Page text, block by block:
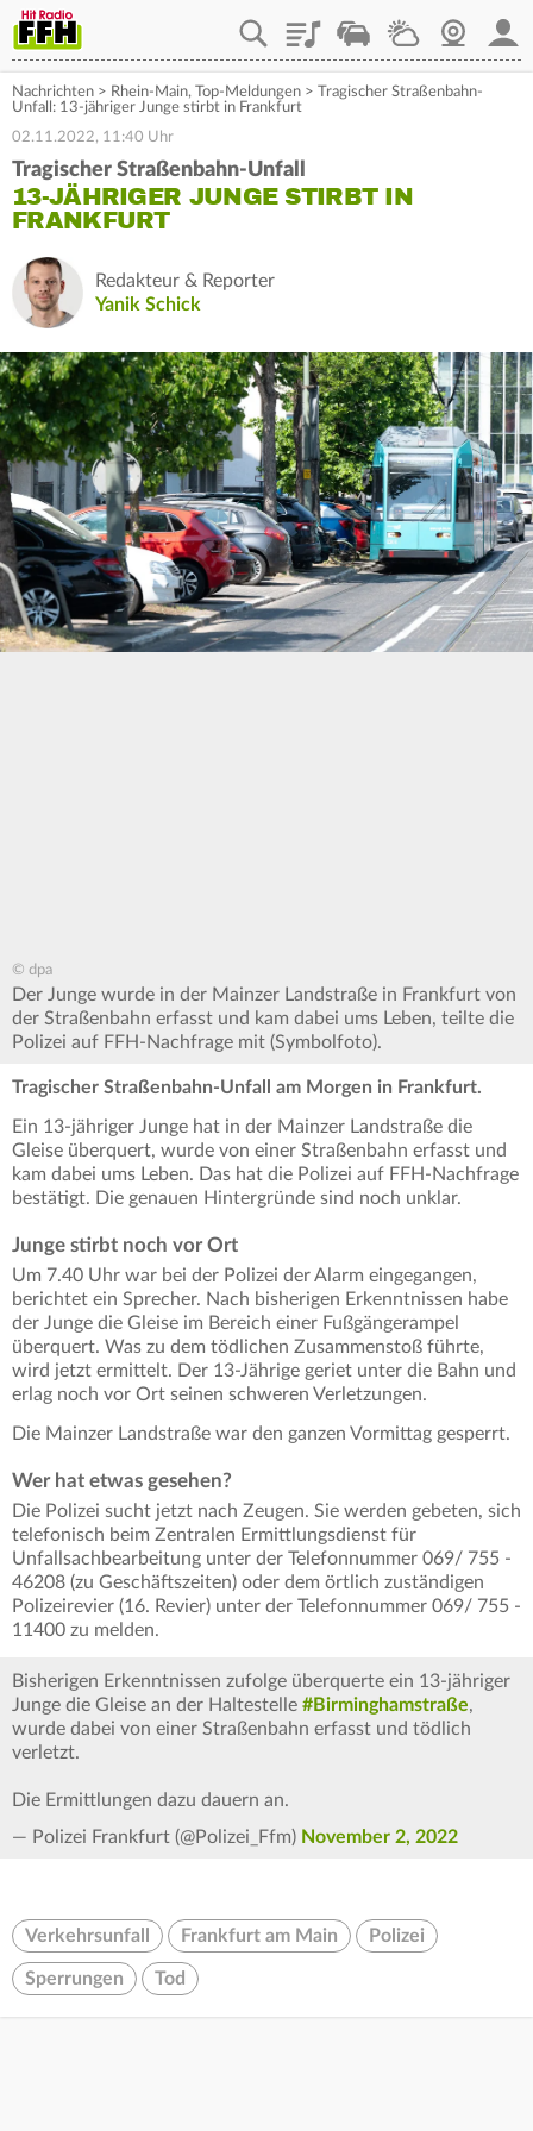
PlaylistStaupilotWetterWebcam
Nachrichten > Rhein-Main, Top-Meldungen > Tragischer Straßenbahn-
Unfall: 13-jähriger Junge stirbt in Frankfurt
02.11.2022, 11:40 Uhr
Tragischer Straßenbahn-Unfall
13-JÄHRIGER JUNGE STIRBT IN
FRANKFURT
Redakteur & Reporter
Yanik Schick
© dpa
Der Junge wurde in der Mainzer Landstraße in Frankfurt von
der Straßenbahn erfasst und kam dabei ums Leben, teilte die
Polizei auf FFH-Nachfrage mit (Symbolfoto).
Tragischer Straßenbahn-Unfall am Morgen in Frankfurt.
Ein 13-jähriger Junge hat in der Mainzer Landstraße die
Gleise überquert, wurde von einer Straßenbahn erfasst und
kam dabei ums Leben. Das hat die Polizei auf FFH-Nachfrage
bestätigt. Die genauen Hintergründe sind noch unklar.
Junge stirbt noch vor Ort
Um 7.40 Uhr war bei der Polizei der Alarm eingegangen,
berichtet ein Sprecher. Nach bisherigen Erkenntnissen habe
der Junge die Gleise im Bereich einer Fußgängerampel
überquert. Was zu dem tödlichen Zusammenstoß führte,
wird jetzt ermittelt. Der 13-Jährige geriet unter die Bahn und
erlag noch vor Ort seinen schweren Verletzungen.
Die Mainzer Landstraße war den ganzen Vormittag gesperrt.
Wer hat etwas gesehen?
Die Polizei sucht jetzt nach Zeugen. Sie werden gebeten, sich
telefonisch beim Zentralen Ermittlungsdienst für
Unfallsachbearbeitung unter der Telefonnummer 069/ 755 -
46208 (zu Geschäftszeiten) oder dem örtlich zuständigen
Polizeirevier (16. Revier) unter der Telefonnummer 069/ 755 -
11400 zu melden.
Bisherigen Erkenntnissen zufolge überquerte ein 13-jähriger
Junge die Gleise an der Haltestelle #Birminghamstraße,
wurde dabei von einer Straßenbahn erfasst und tödlich
verletzt.
Die Ermittlungen dazu dauern an.
— Polizei Frankfurt (@Polizei_Ffm) November 2, 2022
Verkehrsunfall Frankfurt am Main Polizei
Sperrungen Tod